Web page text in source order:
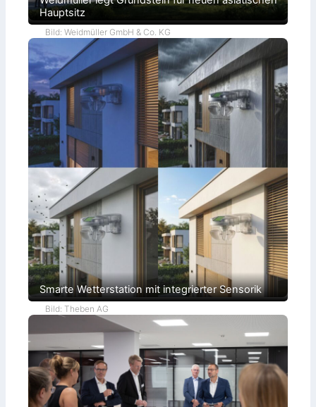
Hauptsitz
Bild: Weidmüller GmbH & Co. KG
Smarte Wetterstation mit integrierter Sensorik
Bild: Theben AG